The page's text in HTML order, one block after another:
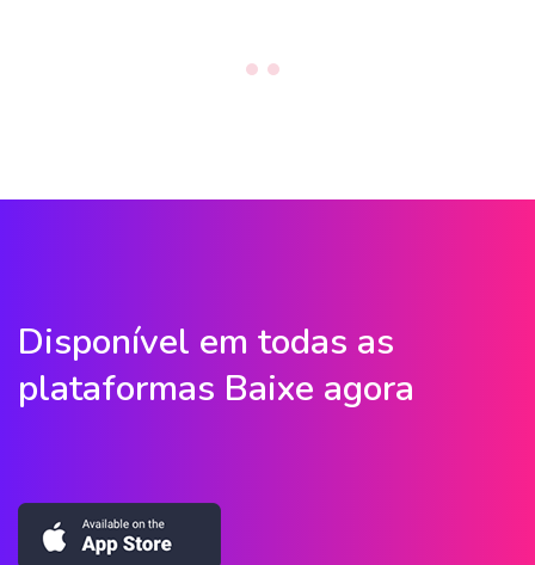
Disponível em todas as
plataformas Baixe agora